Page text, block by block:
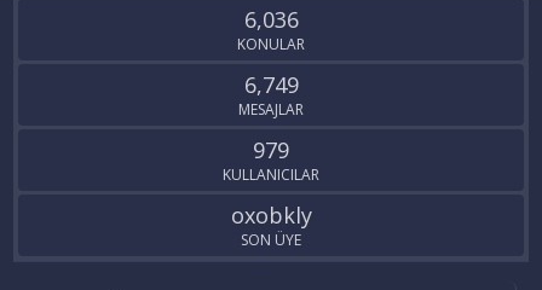
6,036
KONULAR
6,749
MESAJLAR
979
KULLANICILAR
oxobkly
SON ÜYE